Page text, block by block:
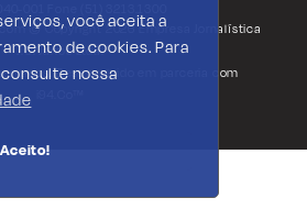
você aceita a
de cookies. Para
nossa
Aceito!
© Copyright 2026 Empresa Jornalística
J.C. Jarros Ltda.
Desenvolvido em parceria com